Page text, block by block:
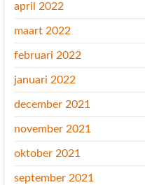
april 2022
maart 2022
februari 2022
januari 2022
december 2021
november 2021
oktober 2021
september 2021